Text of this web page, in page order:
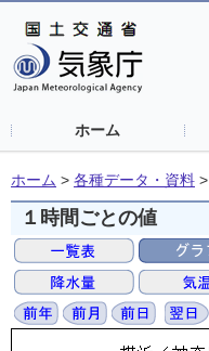
ホーム
ホーム > 各種データ・資料 >
１時間ごとの値